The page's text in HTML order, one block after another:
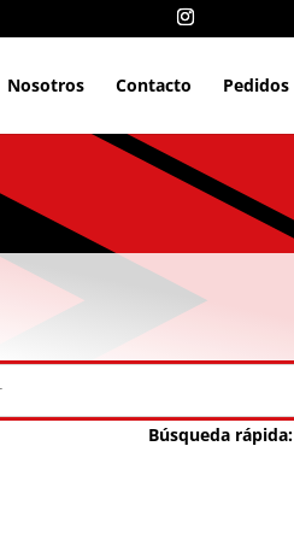
Nosotros Contacto Pedidos
Búsqueda rápida: